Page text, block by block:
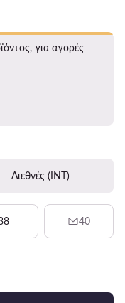
για αγορές
Διεθνές (INT)
40